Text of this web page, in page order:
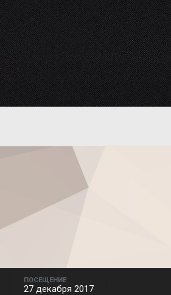
ПОСЕЩЕНИЕ
27 декабря 2017